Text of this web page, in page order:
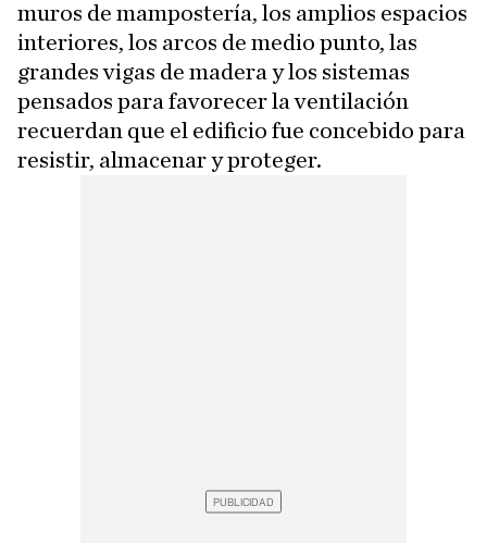
muros de mampostería, los amplios espacios
interiores, los arcos de medio punto, las
grandes vigas de madera y los sistemas
pensados para favorecer la ventilación
recuerdan que el edificio fue concebido para
resistir, almacenar y proteger.